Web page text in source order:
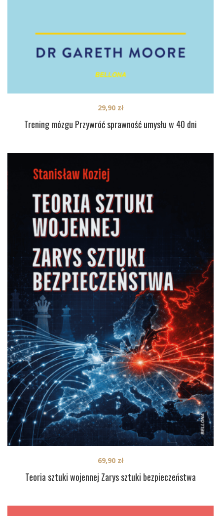
Trening mózgu Przywróć sprawność umysłu w 40 dni
29,90 zł
Teoria sztuki wojennej Zarys sztuki bezpieczeństwa
69,90 zł